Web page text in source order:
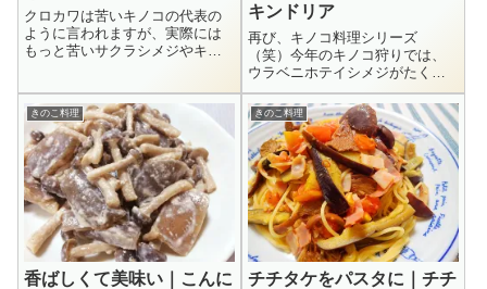
クロカワは苦いキノコの代表の
ように言われますが、実際には
もっと苦いサクラシメジやキシ
いった印象です。実際に、通好
みのキノコとして人気があるん
ですよね。一般的な食べ方は、
網焼きにするか茹...
キンドリア
再び、キノコ料理シリーズ
（笑）今年のキノコ狩りでは、
ウラベニホテイシメジがたくさ
ん採れたので、今回もウラベニ
ホテイシメジを使った料理で
す。秋になると飲食店でもキノ
コを使ったメニューが増えます
ね。でも、天然キノコを使うわ
けじゃなく、年中売られ...
きのこ料理
香ばしくて美味い｜こんに
きのこ料理
チチタケをパスタに｜チチ